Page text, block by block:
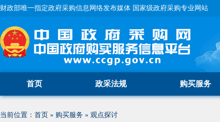
财政部唯一指定政府采购信息网络发布媒体 国家级政府采购专业网站
首页 政采法规 购买服务
当前位置： 首页 » 购买服务 » 观点探讨